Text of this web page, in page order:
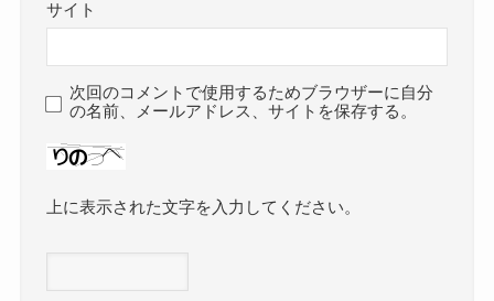
サイト
次回のコメントで使用するためブラウザーに自分
の名前、メールアドレス、サイトを保存する。
上に表示された文字を入力してください。